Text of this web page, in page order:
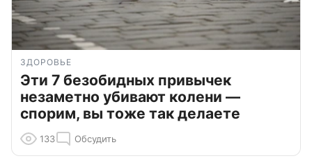
ЗДОРОВЬЕ
Эти 7 безобидных привычек
незаметно убивают колени —
спорим, вы тоже так делаете
133 Обсудить